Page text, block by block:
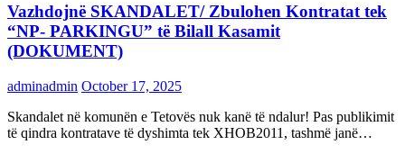
Vazhdojnë SKANDALET/ Zbulohen Kontratat tek
“NP- PARKINGU” të Bilall Kasamit
(DOKUMENT)
adminadmin October 17, 2025
Skandalet në komunën e Tetovës nuk kanë të ndalur! Pas publikimit
të qindra kontratave të dyshimta tek XHOB2011, tashmë janë…